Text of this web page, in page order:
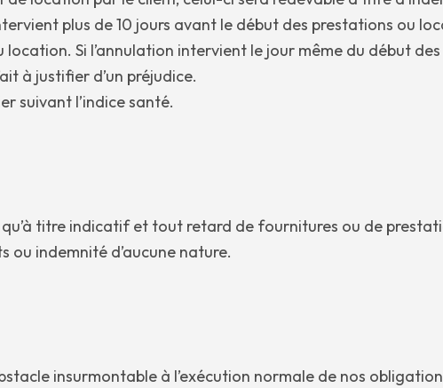
plus de 10 jours avant le début des prestations ou
Si l’annulation intervient le jour même du début
à justifier d’un préjudice.
suivant l’indice santé.
titre indicatif et tout retard de fournitures ou de
ou indemnité d’aucune nature.
insurmontable à l’exécution normale de nos